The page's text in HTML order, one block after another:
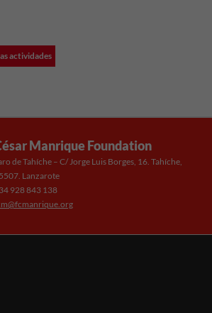
actividades
Manrique Foundation
de Tahíche – C/ Jorge Luis Borges, 16. Tahíche,
Lanzarote
928 843 138